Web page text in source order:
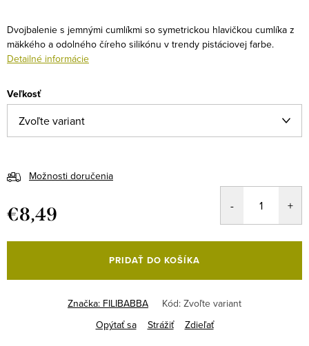
Dvojbalenie s jemnými cumlíkmi so symetrickou hlavičkou cumlíka z
mäkkého a odolného číreho silikónu v trendy pistáciovej farbe.
Detailné informácie
Veľkosť
Možnosti doručenia
€8,49
cena:
PRIDAŤ DO KOŠÍKA
Značka: FILIBABBA Kód: Zvoľte variant
Opýtať sa
Strážiť Zdieľať